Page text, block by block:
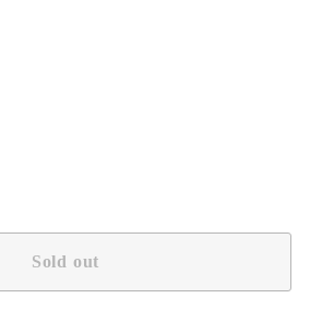
Sold out